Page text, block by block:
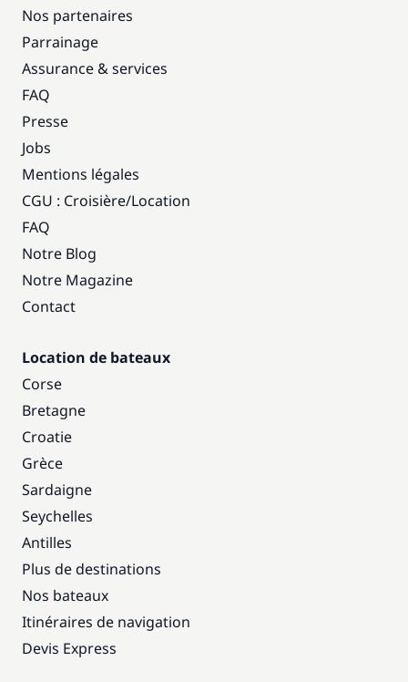
Nos partenaires
Parrainage
Assurance & services
FAQ
Presse
Jobs
Mentions légales
CGU : Croisière/Location
FAQ
Notre Blog
Notre Magazine
Contact
Location de bateaux
Corse
Bretagne
Croatie
Grèce
Sardaigne
Seychelles
Antilles
Plus de destinations
Nos bateaux
Itinéraires de navigation
Devis Express